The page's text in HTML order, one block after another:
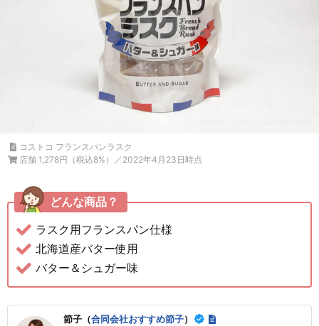
コストコ フランスパンラスク
店舗 1,278円（税込8%）／2022年4月23日時点
どんな商品？
ラスク用フランスパン仕様
北海道産バター使用
バター＆シュガー味
節子（合同会社おすすめ節子）